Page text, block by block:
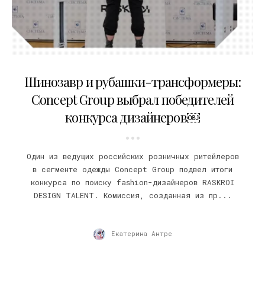
Шинозавр и рубашки-трансформеры:
Concept Group выбрал победителей
конкурса дизайнеров￼
Один из ведущих российских розничных ритейлеров
в сегменте одежды Concept Group подвел итоги
конкурса по поиску fashion-дизайнеров RASKROI
DESIGN TALENT. Комиссия, созданная из пр...
Екатерина Антре